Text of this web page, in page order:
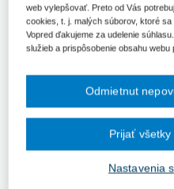
Praktické problémy
zákona o dani z príjmov
Novela zákona č. 595/2003 Z.
dopĺňa zákon č. 595/2003 Z. z.
sa menia a dopĺňajú niektoré
Plnenie peňažné
web vylepšovať. Preto od Vás
cookies, t. j. malých súborov, ktoré
Vopred ďakujeme za udelenie
služieb a prispôsobenie obsahu webu
Nastavenia
Odmietnut
Prijať